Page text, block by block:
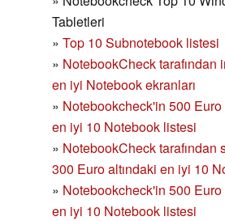
Tabletleri
» Top 10 Subnotebook listesi
» NotebookCheck tarafından
en iyi Notebook ekranları
» Notebookcheck'in 500 Euro
en iyi 10 Notebook listesi
» NotebookCheck tarafından
300 Euro altındaki en iyi 10
» Notebookcheck'in 500 Euro
en iyi 10 Notebook listesi